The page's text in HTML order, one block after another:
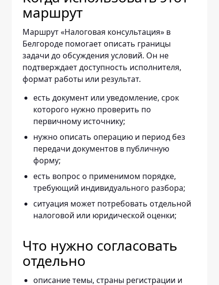
маршрут
Маршрут «Налоговая консультация» в
Белгороде помогает описать границы
задачи до обсуждения условий. Он не
подтверждает доступность исполнителя,
формат работы или результат.
есть документ или уведомление, срок
которого нужно проверить по
первичному источнику;
нужно описать операцию и период без
передачи документов в публичную
форму;
есть вопрос о применимом порядке,
требующий индивидуального разбора;
ситуация может потребовать отдельной
налоговой или юридической оценки;
Что нужно согласовать
отдельно
описание темы, страны регистрации и